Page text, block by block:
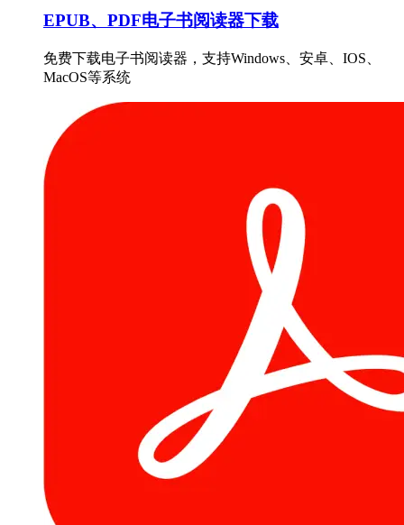
EPUB、PDF电子书阅读器下载
免费下载电子书阅读器，支持Windows、安卓、IOS、
MacOS等系统